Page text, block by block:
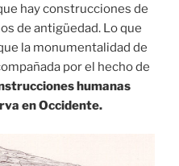
hay construcciones de
de antigüedad. Lo que
la monumentalidad de
por el hecho de
humanas
en Occidente.